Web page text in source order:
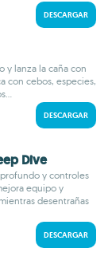
DESCARGAR
y lanza la caña con
con cebos, especies,
DESCARGAR
Dive
y controles
equipo y
desentrañas
DESCARGAR